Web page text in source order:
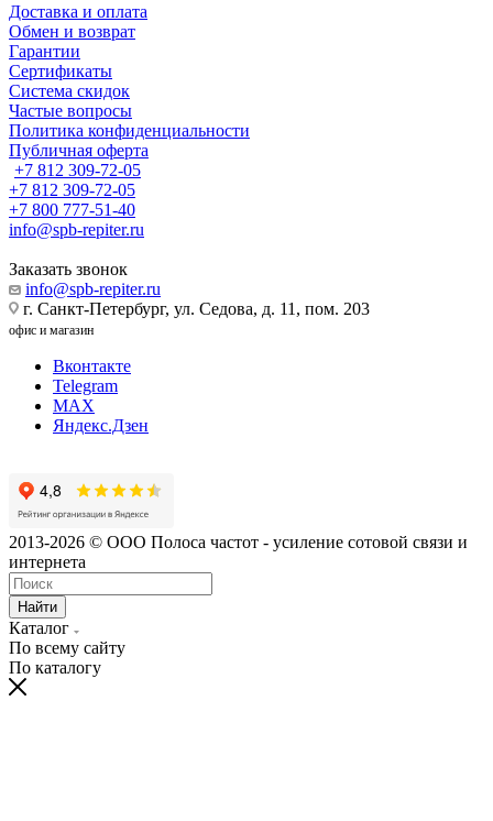
Доставка и оплата
Обмен и возврат
Гарантии
Сертификаты
Система скидок
Частые вопросы
Политика конфиденциальности
Публичная оферта
+7 812 309-72-05
+7 812 309-72-05
+7 800 777-51-40
info@spb-repiter.ru
Заказать звонок
info@spb-repiter.ru
г. Санкт-Петербург, ул. Седова, д. 11, пом. 203
офис и магазин
Вконтакте
Telegram
MAX
Яндекс.Дзен
2013-2026 © ООО Полоса частот - усиление сотовой связи и
интернета
Найти
Каталог
По всему сайту
По каталогу